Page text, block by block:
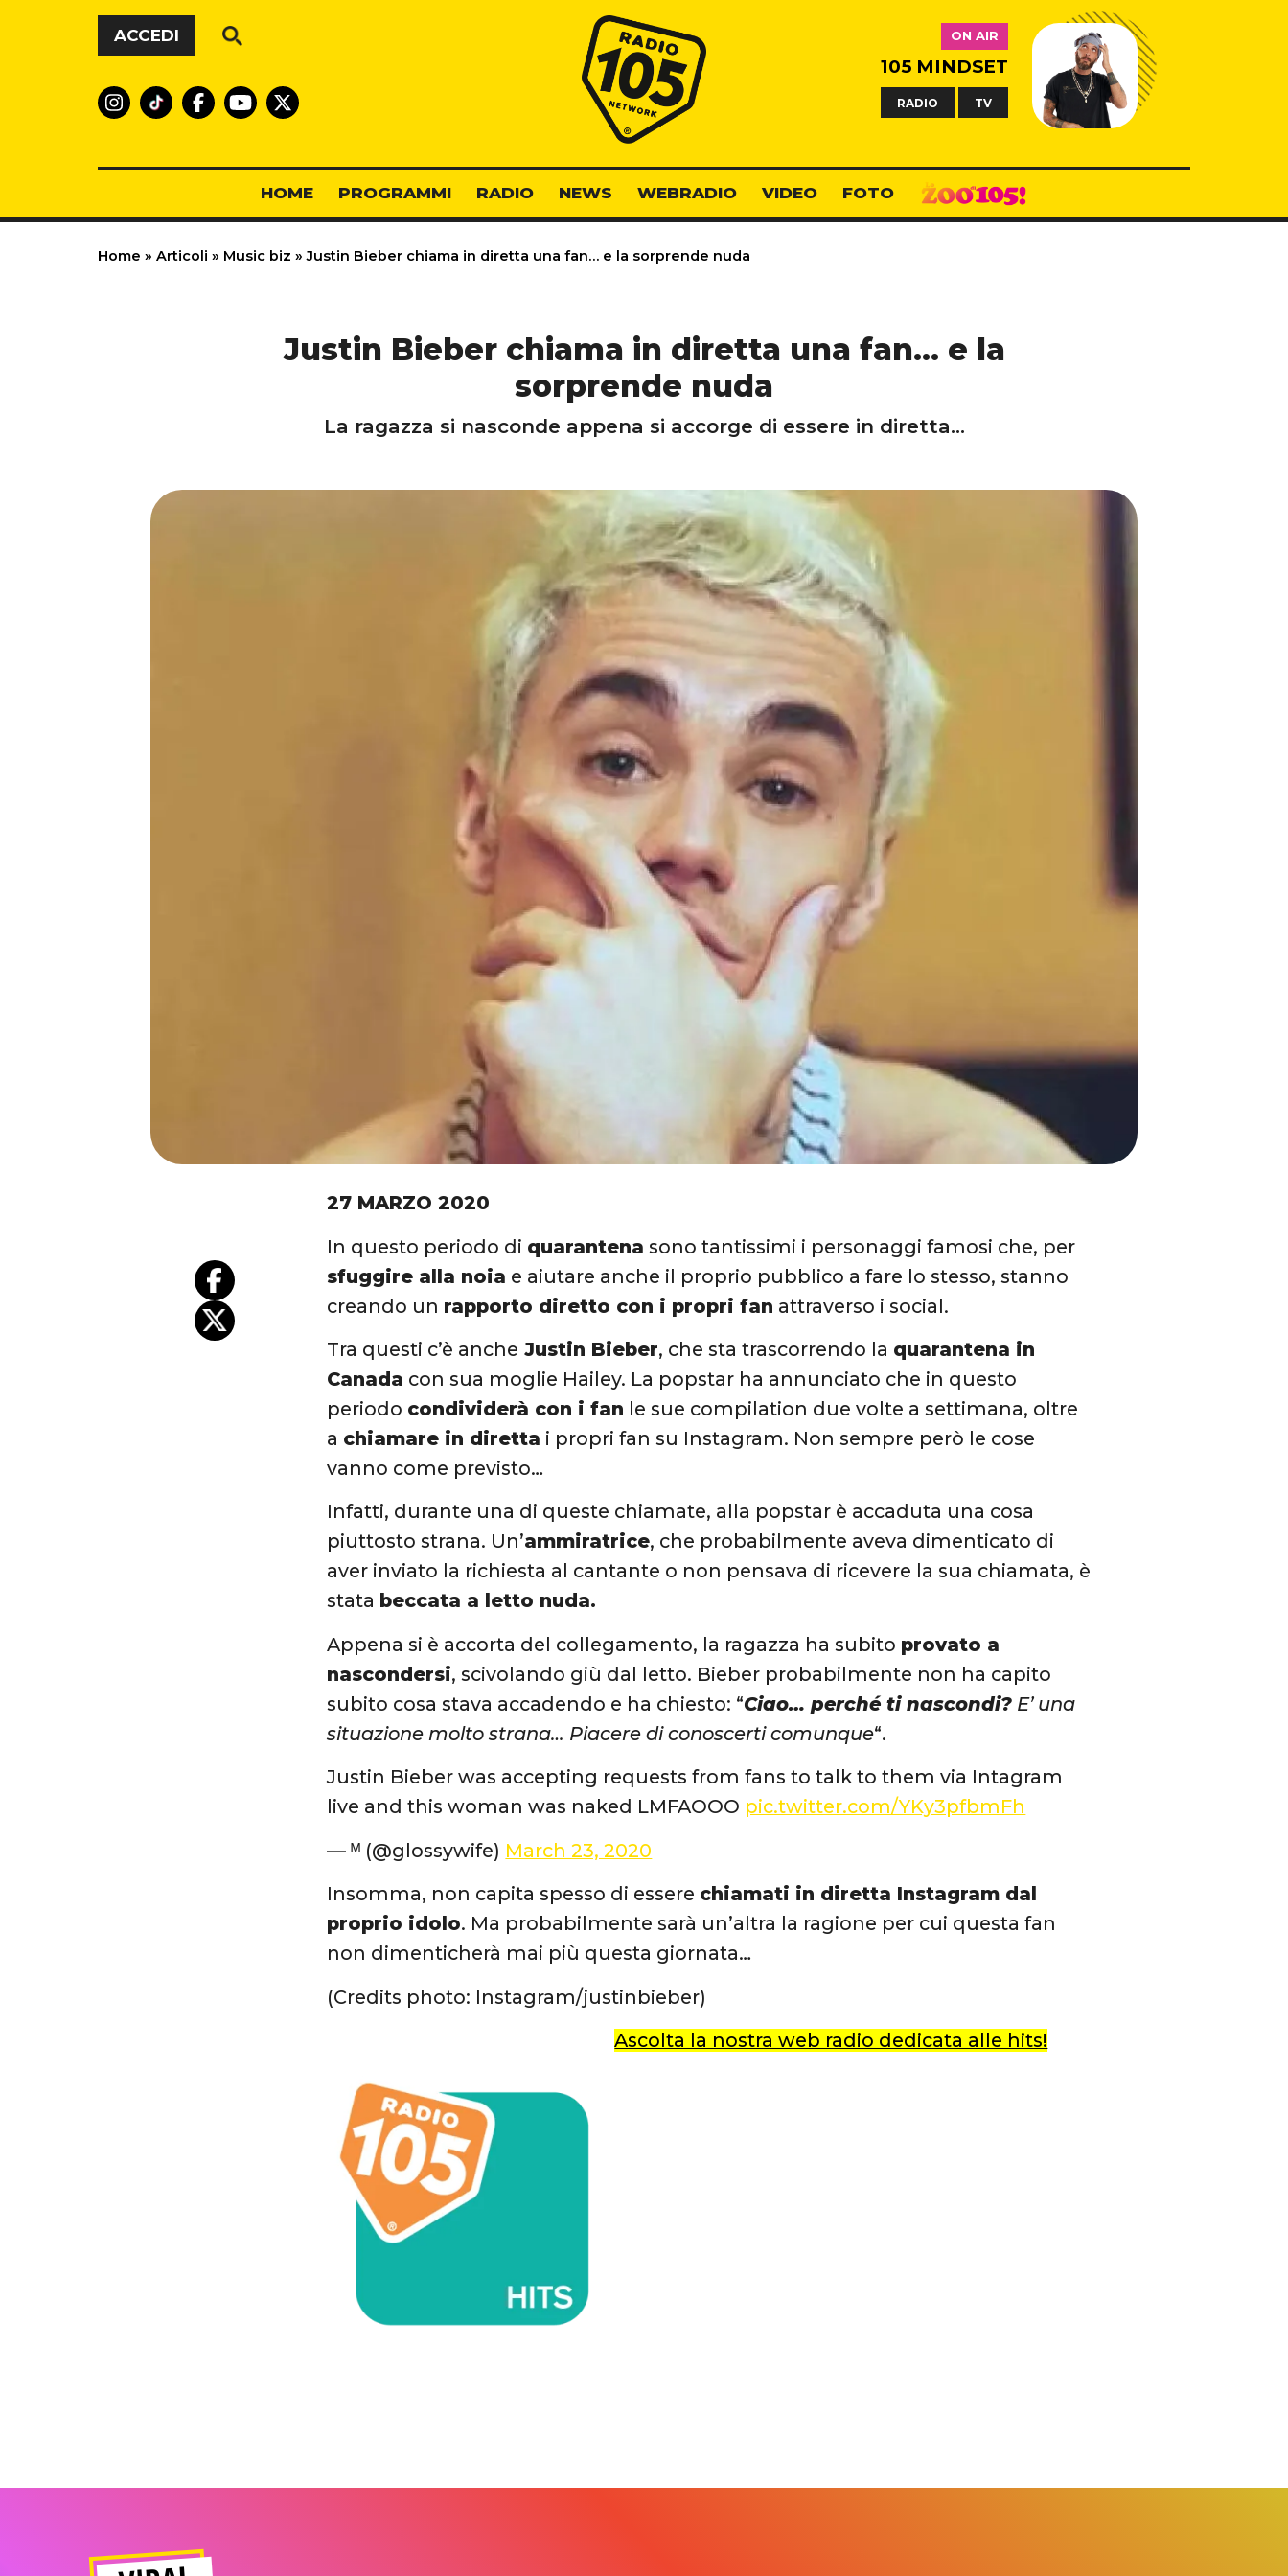
Vai al contenuto
ACCEDI
Radio 105
ON AIR
105 MINDSET
RADIO TV
HOME PROGRAMMI RADIO NEWS WEBRADIO VIDEO FOTO
Home » Articoli » Music biz » Justin Bieber chiama in diretta una fan… e la sorprende nuda
Justin Bieber chiama in diretta una fan… e la
sorprende nuda
La ragazza si nasconde appena si accorge di essere in diretta...
27 MARZO 2020
In questo periodo di quarantena sono tantissimi i personaggi famosi che, per
sfuggire alla noia e aiutare anche il proprio pubblico a fare lo stesso, stanno
creando un rapporto diretto con i propri fan attraverso i social.
Tra questi c’è anche Justin Bieber, che sta trascorrendo la quarantena in
Canada con sua moglie Hailey. La popstar ha annunciato che in questo
periodo condividerà con i fan le sue compilation due volte a settimana, oltre
a chiamare in diretta i propri fan su Instagram. Non sempre però le cose
vanno come previsto…
Infatti, durante una di queste chiamate, alla popstar è accaduta una cosa
piuttosto strana. Un’ammiratrice, che probabilmente aveva dimenticato di
aver inviato la richiesta al cantante o non pensava di ricevere la sua chiamata, è
stata beccata a letto nuda.
Appena si è accorta del collegamento, la ragazza ha subito provato a
nascondersi, scivolando giù dal letto. Bieber probabilmente non ha capito
subito cosa stava accadendo e ha chiesto: “Ciao… perché ti nascondi? E’ una
situazione molto strana… Piacere di conoscerti comunque“.
Justin Bieber was accepting requests from fans to talk to them via Intagram
live and this woman was naked LMFAOOO pic.twitter.com/YKy3pfbmFh
— ᴹ (@glossywife) March 23, 2020
Insomma, non capita spesso di essere chiamati in diretta Instagram dal
proprio idolo. Ma probabilmente sarà un’altra la ragione per cui questa fan
non dimenticherà mai più questa giornata…
(Credits photo: Instagram/justinbieber)
Ascolta la nostra web radio dedicata alle hits!